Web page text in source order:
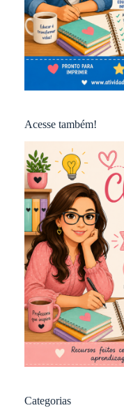
Acesse também!
Categorias